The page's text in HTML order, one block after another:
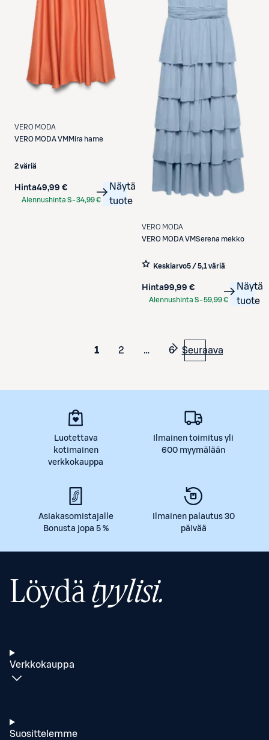
VERO MODA
VERO MODAVMMira hame
2 väriä
Hinta49,99 €
Alennushinta S-34,99 €
Näytä
tuote
VERO MODA
VERO MODAVMSerena mekko
Keskiarvo5 / 5,1 väriä
Hinta99,99 €
Alennushinta S-59,99 €
Näytä
tuote
1 2 … 6 Seuraava
Luotettava
kotimainen
verkkokauppa
Ilmainen toimitus yli
600 myymälään
Asiakasomistajalle
Bonusta jopa 5 %
Ilmainen palautus 30
päivää
Löydä tyylisi.
Verkkokauppa
Suosittelemme